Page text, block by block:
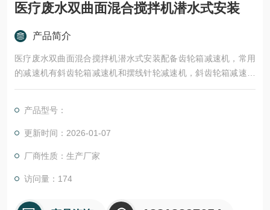
医疗废水双曲面混合搅拌机潜水式安装
产品简介
医疗废水双曲面混合搅拌机潜水式安装配备齿轮箱减速机，常用
的减速机有斜齿轮箱减速机和摆线针轮减速机，斜齿轮箱减速机
具有较高的传动效率和较大的承载能力，而摆线减速机的啮合齿
而言斜齿轮箱减速机的噪音比摆线减速机低很多，而且更易维
修。电机为交流鼠笼式感应电动机与平行轴－斜齿轮箱减速机
低于10万
产品型号：
更新时间：2026-01-07
厂商性质：生产厂家
访问量：174